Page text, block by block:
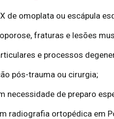
de omoplata ou escápula
fraturas e lesões
e processos
pós-trauma ou cirurgia;
necessidade de preparo
radiografia ortopédica em